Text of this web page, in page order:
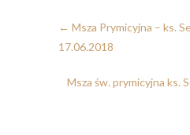
← Msza Prymicyjna – ks.
17.06.2018
Msza św. prymicyjna ks.